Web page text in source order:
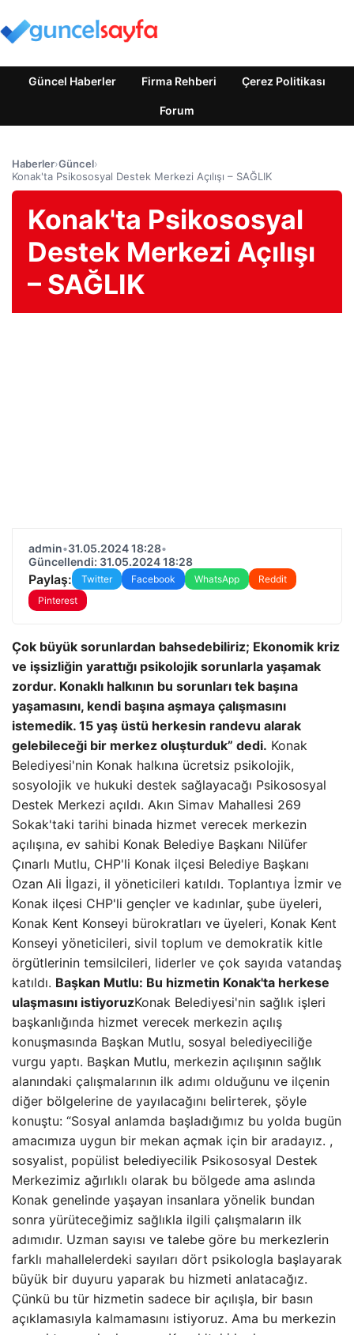
Güncel Haberler Firma Rehberi Çerez Politikası
Forum
Haberler›Güncel›
Konak'ta Psikososyal Destek Merkezi Açılışı – SAĞLIK
Konak'ta Psikososyal
Destek Merkezi Açılışı
– SAĞLIK
admin•31.05.2024 18:28•
Güncellendi: 31.05.2024 18:28
Paylaş: Twitter Facebook WhatsApp
Reddit
Pinterest
Çok büyük sorunlardan bahsedebiliriz; Ekonomik kriz
ve işsizliğin yarattığı psikolojik sorunlarla yaşamak
zordur. Konaklı halkının bu sorunları tek başına
yaşamasını, kendi başına aşmaya çalışmasını
istemedik. 15 yaş üstü herkesin randevu alarak
gelebileceği bir merkez oluşturduk” dedi. Konak
Belediyesi'nin Konak halkına ücretsiz psikolojik,
sosyolojik ve hukuki destek sağlayacağı Psikososyal
Destek Merkezi açıldı. Akın Simav Mahallesi 269
Sokak'taki tarihi binada hizmet verecek merkezin
açılışına, ev sahibi Konak Belediye Başkanı Nilüfer
Çınarlı Mutlu, CHP'li Konak ilçesi Belediye Başkanı
Ozan Ali İlgazi, il yöneticileri katıldı. Toplantıya İzmir ve
Konak ilçesi CHP'li gençler ve kadınlar, şube üyeleri,
Konak Kent Konseyi bürokratları ve üyeleri, Konak Kent
Konseyi yöneticileri, sivil toplum ve demokratik kitle
örgütlerinin temsilcileri, liderler ve çok sayıda vatandaş
katıldı. Başkan Mutlu: Bu hizmetin Konak'ta herkese
ulaşmasını istiyoruzKonak Belediyesi'nin sağlık işleri
başkanlığında hizmet verecek merkezin açılış
konuşmasında Başkan Mutlu, sosyal belediyeciliğe
vurgu yaptı. Başkan Mutlu, merkezin açılışının sağlık
alanındaki çalışmalarının ilk adımı olduğunu ve ilçenin
diğer bölgelerine de yayılacağını belirterek, şöyle
konuştu: “Sosyal anlamda başladığımız bu yolda bugün
amacımıza uygun bir mekan açmak için bir aradayız. ,
sosyalist, popülist belediyecilik Psikososyal Destek
Merkezimiz ağırlıklı olarak bu bölgede ama aslında
Konak genelinde yaşayan insanlara yönelik bundan
sonra yürüteceğimiz sağlıkla ilgili çalışmaların ilk
adımıdır. Uzman sayısı ve talebe göre bu merkezlerin
farklı mahallelerdeki sayıları dört psikologla başlayarak
büyük bir duyuru yaparak bu hizmeti anlatacağız.
Çünkü bu tür hizmetin sadece bir açılışla, bir basın
açıklamasıyla kalmamasını istiyoruz. Ama bu merkezin